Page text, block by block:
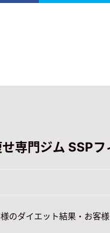
専門ジム SSPフ
のダイエット結果・お客